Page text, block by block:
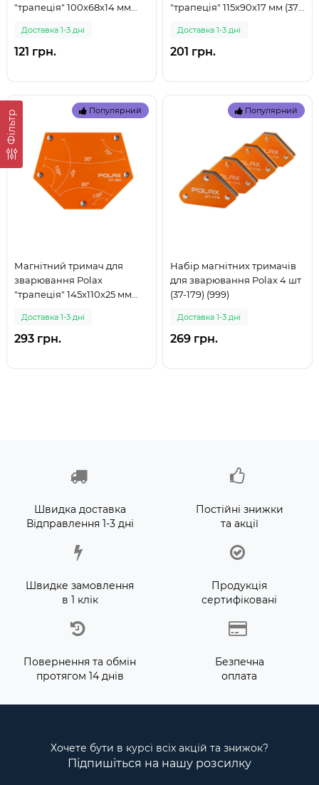
Фільтр
"трапеція" 100х68х14 мм
Доставка 1-3 дні
121 грн.
"трапеція" 115х90х17 мм (37-
Доставка 1-3 дні
201 грн.
Популярний
Магнітний тримач для
зварювання Polax
"трапеція" 145х110х25 мм
Доставка 1-3 дні
293 грн.
Популярний
Набір магнітних тримачів
для зварювання Polax 4 шт
(37-179) (999)
Доставка 1-3 дні
269 грн.
Швидка доставка
Відправлення 1-3 дні
Постійні знижки
та акції
Швидке замовлення
в 1 клік
Продукція
сертифіковані
Повернення та обмін
протягом 14 днів
Безпечна
оплата
Хочете бути в курсі всіх акцій та знижок?
Підпишіться на нашу розсилку